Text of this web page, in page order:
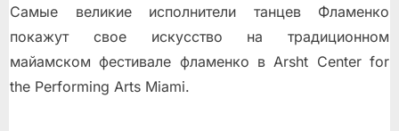
Самые великие исполнители танцев Фламенко
покажут свое искусство на традиционном
майамском фестивале фламенко в Arsht Center for
the Performing Arts Miami.